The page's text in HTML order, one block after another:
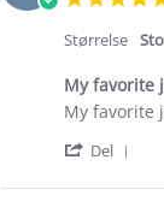
Størrelse
My favorite
Review
Raili
on
review
My
jacket
My favorite
Del